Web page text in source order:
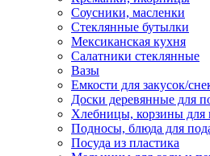
Соусники, масленки
Стеклянные бутылки
Мексиканская кухня
Салатники стеклянные
Вазы
Емкости для закусок/
Доски деревянные для
Хлебницы, корзины для
Подносы, блюда для
Посуда из пластика